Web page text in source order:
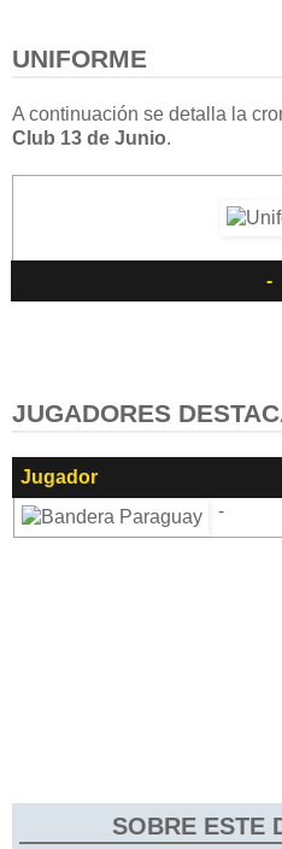
UNIFORME
A continuación se detalla la
Club 13 de Junio.
-
JUGADORES
Jugador
-
SOBRE ESTE